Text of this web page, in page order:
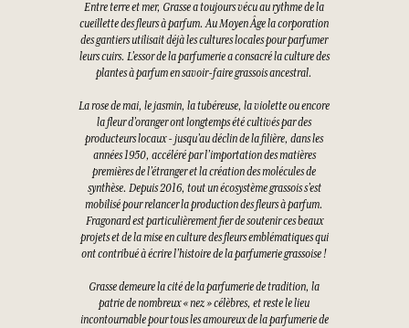
Entre terre et mer, Grasse a toujours vécu au rythme de la
cueillette des fleurs à parfum. Au Moyen Âge la corporation
des gantiers utilisait déjà les cultures locales pour parfumer
leurs cuirs. L’essor de la parfumerie a consacré la culture des
plantes à parfum en savoir-faire grassois ancestral.
La rose de mai, le jasmin, la tubéreuse, la violette ou encore
la fleur d’oranger ont longtemps été cultivés par des
producteurs locaux - jusqu’au déclin de la filière, dans les
années 1950, accéléré par l’importation des matières
premières de l’étranger et la création des molécules de
synthèse. Depuis 2016, tout un écosystème grassois s’est
mobilisé pour relancer la production des fleurs à parfum.
Fragonard est particulièrement fier de soutenir ces beaux
projets et de la mise en culture des fleurs emblématiques qui
ont contribué à écrire l’histoire de la parfumerie grassoise !
Grasse demeure la cité de la parfumerie de tradition, la
patrie de nombreux « nez » célèbres, et reste le lieu
incontournable pour tous les amoureux de la parfumerie de